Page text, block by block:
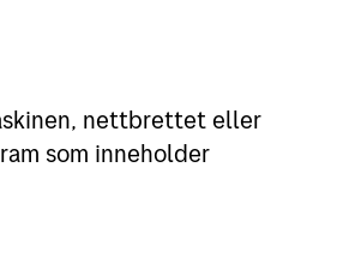
brev
nettbrettet eller
som inneholder